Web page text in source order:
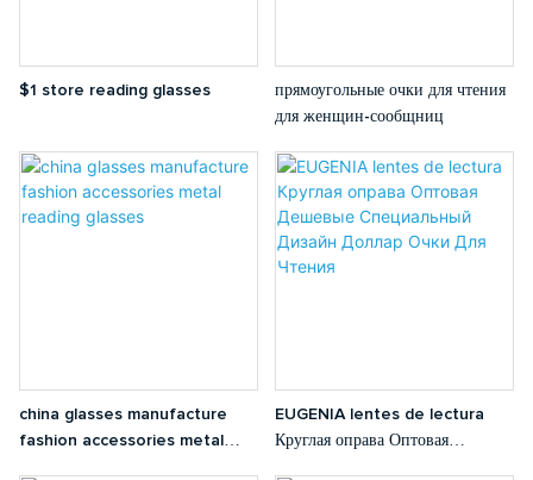
$1 store reading glasses
прямоугольные очки для чтения
для женщин-сообщниц
china glasses manufacture
fashion accessories metal
EUGENIA lentes de lectura
Круглая оправа Оптовая